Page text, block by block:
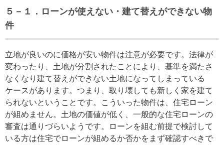
５－１．ローンが使えない・建て替えができない物
件
立地が良いのに価格が安い物件は注意が必要です。法律が
変わったり、土地が分割されたことにより、基準を満たさ
なくなり建て替えができない土地になってしまっている
ケースがあります。つまり、取り壊しても新しく家を建て
られないということです。こういった物件は、住宅ローン
が組めません。土地の価値が低く、一般的な住宅ローンの
審査は通りづらいようです。ローンを組む前提で検討して
いる方は住宅でローンが組めるか否かをまず確認すべきで